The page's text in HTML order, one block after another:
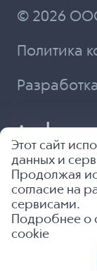
© 2026
Политика
Этот сайт
данных и
Продолжая
согласие на
сервисами.
Подробнее о
cookie